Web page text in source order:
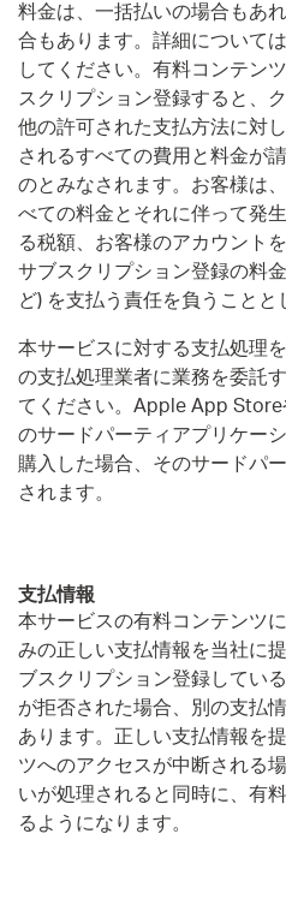
料金は、一括払いの場合もあ
合もあります。詳細について
してください。有料コンテン
スクリプション登録すると、
他の許可された支払方法に対
されるすべての費用と料金が
のとみなされます。お客様は
べての料金とそれに伴って発
る税額、お客様のアカウント
サブスクリプション登録の料
ど) を支払う責任を負うことと
本サービスに対する支払処理
の支払処理業者に業務を委託
てください。Apple App
のサードパーティアプリケー
購入した場合、そのサードパ
されます。
支払情報
本サービスの有料コンテンツ
みの正しい支払情報を当社に
ブスクリプション登録してい
が拒否された場合、別の支払
あります。正しい支払情報を
ツへのアクセスが中断される
いが処理されると同時に、有
るようになります。